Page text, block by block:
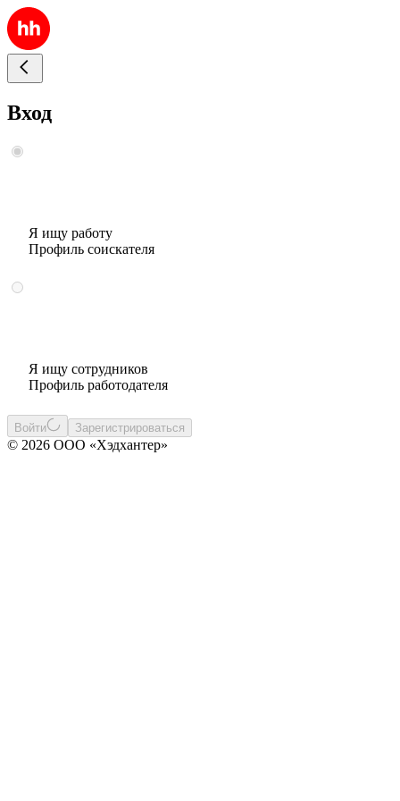
Вход
Я ищу работу
Профиль соискателя
Я ищу сотрудников
Профиль работодателя
Войти Зарегистрироваться
© 2026 ООО «Хэдхантер»